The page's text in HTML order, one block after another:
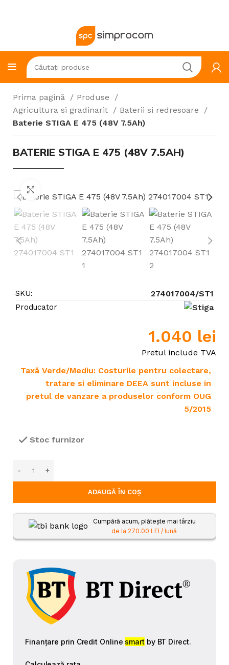
Prima pagină
Produse
Agricultura si gradinarit
Baterii si redresoare
Baterie STIGA E 475 (48V 7.5Ah)
BATERIE STIGA E 475 (48V 7.5AH)
SKU: 274017004/ST1
Producator
1.040 lei
Pretul include TVA
Taxă Verde/Mediu: Costurile pentru colectare,
tratare si eliminare DEEA sunt incluse in
pretul de vanzare a produselor conform OUG
5/2015
Stoc furnizor
ADAUGĂ ÎN COȘ
Cumpără acum, plătește mai târziu
de la 270.00 LEI / lună